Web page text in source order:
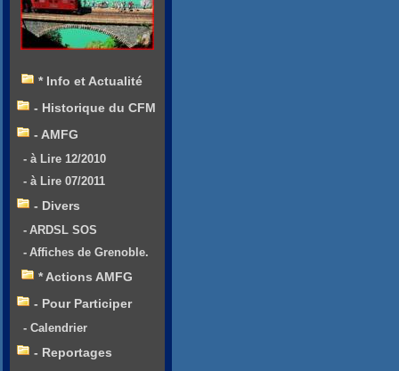
* Info et Actualité
- Historique du CFM
- AMFG
- à Lire 12/2010
- à Lire 07/2011
- Divers
- ARDSL SOS
- Affiches de Grenoble.
* Actions AMFG
- Pour Participer
- Calendrier
- Reportages